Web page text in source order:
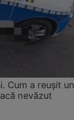
Cum a reușit un
nevăzut